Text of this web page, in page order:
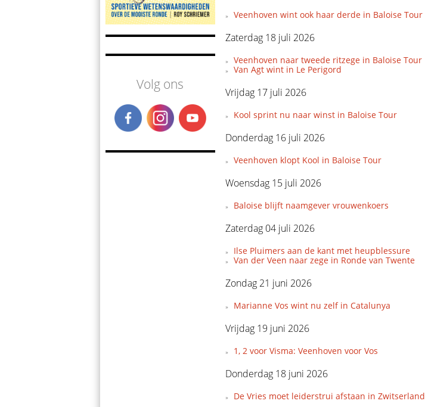
Volg ons
Veenhoven wint ook haar derde in Baloise Tour
Zaterdag 18 juli 2026
Veenhoven naar tweede ritzege in Baloise Tour
Van Agt wint in Le Perigord
Vrijdag 17 juli 2026
Kool sprint nu naar winst in Baloise Tour
Donderdag 16 juli 2026
Veenhoven klopt Kool in Baloise Tour
Woensdag 15 juli 2026
Baloise blijft naamgever vrouwenkoers
Zaterdag 04 juli 2026
Ilse Pluimers aan de kant met heupblessure
Van der Veen naar zege in Ronde van Twente
Zondag 21 juni 2026
Marianne Vos wint nu zelf in Catalunya
Vrijdag 19 juni 2026
1, 2 voor Visma: Veenhoven voor Vos
Donderdag 18 juni 2026
De Vries moet leiderstrui afstaan in Zwitserland